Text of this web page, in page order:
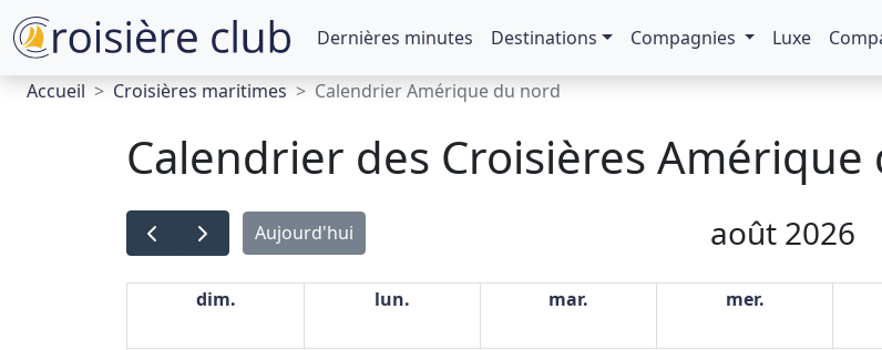
Dernières minutes Destinations Compagnies Luxe
Accueil Croisières maritimes Calendrier Amérique du nord
Calendrier des Croisières Amérique
Aujourd'hui août 2026
dim. lun. mar. mer.